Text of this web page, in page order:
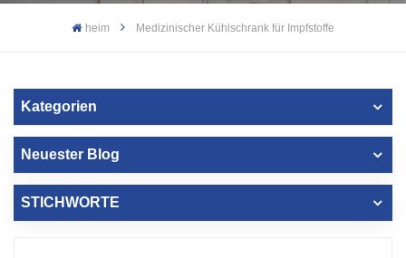
heim Medizinischer Kühlschrank für Impfstoffe
Kategorien
Neuester Blog
STICHWORTE